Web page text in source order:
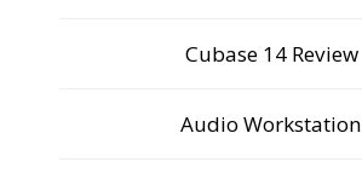
Cubase 14 Review
Audio Workstation